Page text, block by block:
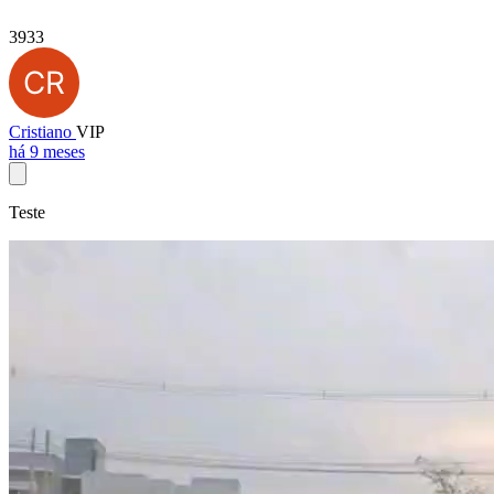
3933
Cristiano VIP
há 9 meses
Teste